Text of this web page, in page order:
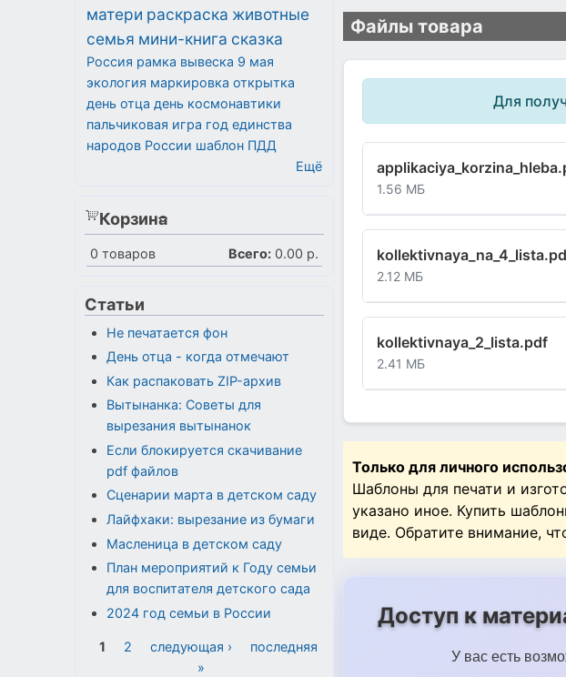
Файлы товара
Для
1.56 МБ
2.12 МБ
kollektivnaya_2_lista.pdf
2.41 МБ
Только для личного
Шаблоны для печати и
указано иное. Купить
виде. Обратите внимание,
Доступ к
У вас есть
матери раскраска животные
семья мини-книга сказка
Россия рамка вывеска 9 мая
экология маркировка открытка
день отца день космонавтики
пальчиковая игра год единства
народов России шаблон ПДД
Ещё
Корзина
0 товаров Всего: 0.00 р.
Статьи
Не печатается фон
День отца - когда отмечают
Как распаковать ZIP-архив
Вытынанка: Советы для
вырезания вытынанок
Если блокируется скачивание
pdf файлов
Сценарии марта в детском саду
Лайфхаки: вырезание из бумаги
Масленица в детском саду
План мероприятий к Году семьи
для воспитателя детского сада
2024 год семьи в России
Страницы
1 2 следующая ›
последняя
»